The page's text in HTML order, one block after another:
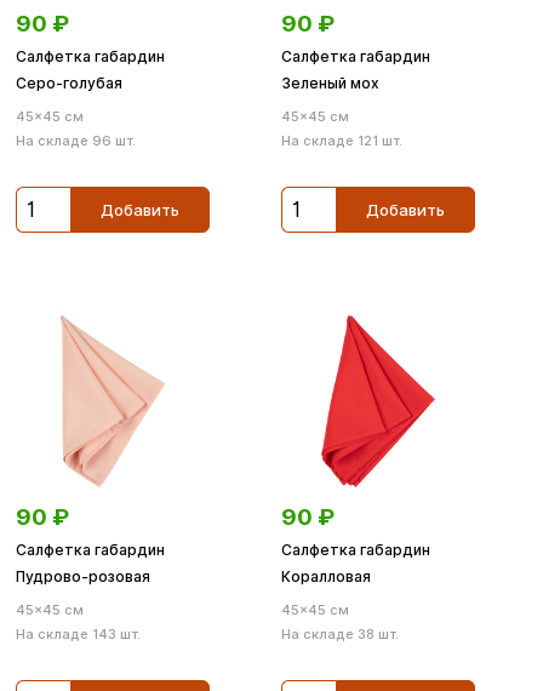
90 ₽
Салфетка габардин
Серо-голубая
45×45 см
На складе 96 шт.
Добавить
90 ₽
Салфетка габардин
Зеленый мох
45×45 см
На складе 121 шт.
Добавить
90 ₽
Салфетка габардин
Пудрово-розовая
45×45 см
На складе 143 шт.
90 ₽
Салфетка габардин
Коралловая
45×45 см
На складе 38 шт.